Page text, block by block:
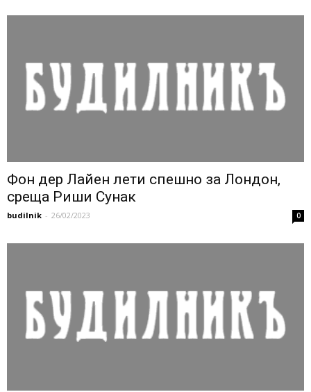
Фон дер Лайен лети спешно за Лондон,
среща Риши Сунак
budilnik - 26/02/2023 0